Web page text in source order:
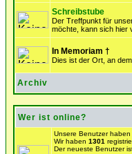
Schreibstube
Der Treffpunkt für
möchte, kann sich hier
In Memoriam †
Dies ist der Ort, an
Archiv
Wer ist online?
Unsere Benutzer haben
Wir haben 1301
Der neueste Benutzer